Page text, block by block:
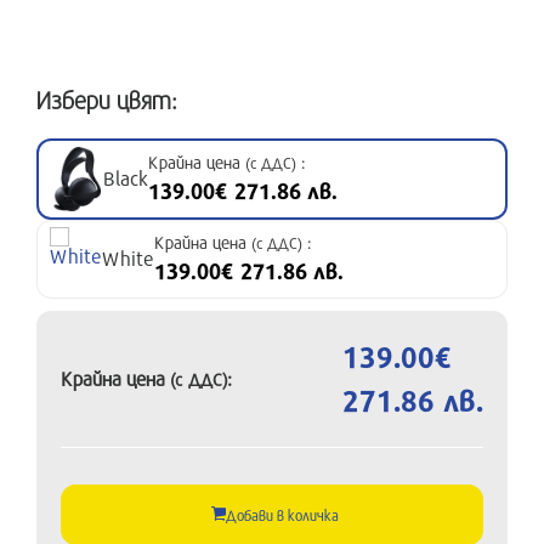
Избери цвят:
Black
Крайна цена (с ДДС) :
139.00€ 271.86 лв.
White
Крайна цена (с ДДС) :
139.00€ 271.86 лв.
Крайна цена (с ДДС):
139.00€
271.86 лв.
Добави в количка